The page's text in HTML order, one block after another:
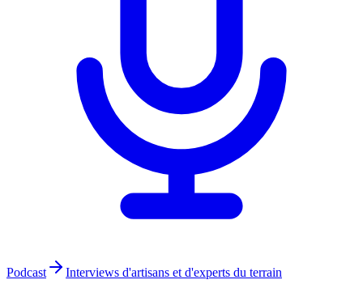
Podcast Interviews d'artisans et d'experts du terrain